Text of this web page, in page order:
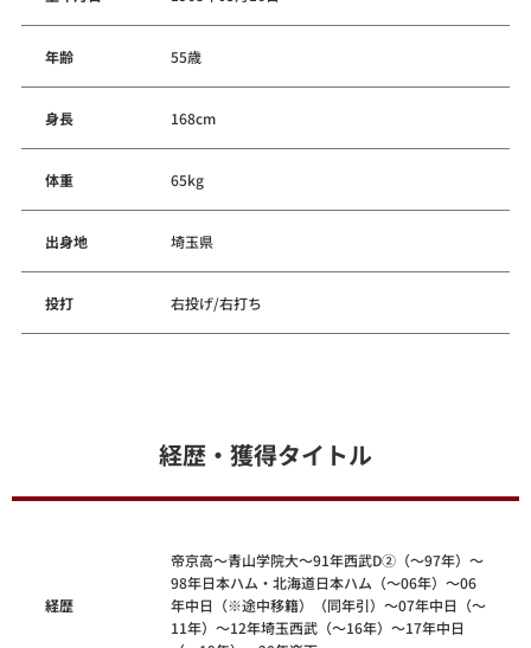
年齢 55歳
身長 168cm
体重 65kg
出身地 埼玉県
投打 右投げ/右打ち
経歴・獲得タイトル
経歴
帝京高～青山学院大～91年西武D②（～97年）～
98年日本ハム・北海道日本ハム（～06年）～06
年中日（※途中移籍）（同年引）～07年中日（～
11年）～12年埼玉西武（～16年）～17年中日